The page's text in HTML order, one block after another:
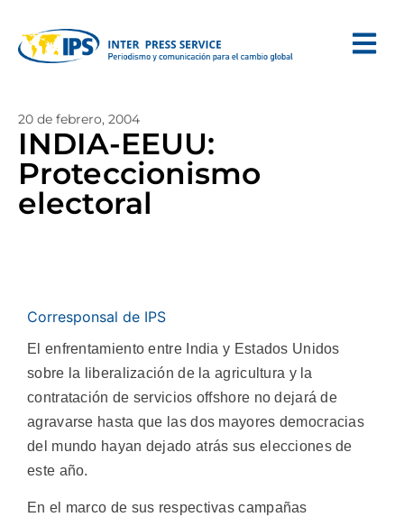
20 de febrero, 2004
INDIA-EEUU:
Proteccionismo
electoral
Corresponsal de IPS
El enfrentamiento entre India y Estados Unidos
sobre la liberalización de la agricultura y la
contratación de servicios offshore no dejará de
agravarse hasta que las dos mayores democracias
del mundo hayan dejado atrás sus elecciones de
este año.
En el marco de sus respectivas campañas